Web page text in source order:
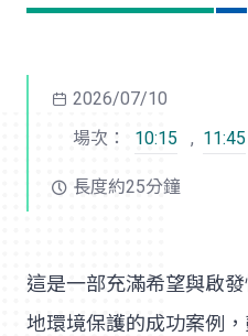
2026/07/10
場次：
10:15 , 11:45
長度約25分鐘
這是一部充滿希望與啟
地環境保護的成功案例